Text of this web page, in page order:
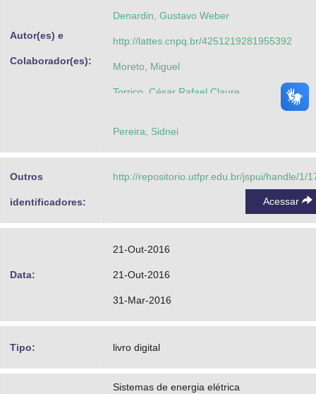
Autor(es) e
Colaborador(es):
Denardin, Gustavo Weber
http://lattes.cnpq.br/4251219281955392
Moreto, Miguel
Torrico, César Rafael Claure
Pereira, Sidnei
Outros
identificadores:
http://repositorio.utfpr.edu.br/jspui/handle/1/
Acessar
Data:
21-Out-2016
21-Out-2016
31-Mar-2016
Tipo: livro digital
Sistemas de energia elétrica